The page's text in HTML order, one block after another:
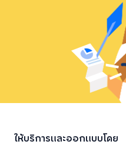
ให้บริการและออกแบบโดย